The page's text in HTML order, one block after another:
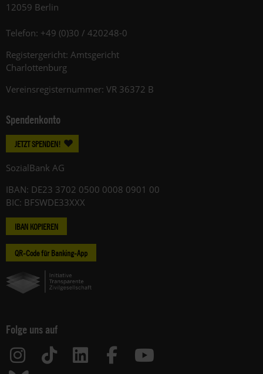
12059 Berlin
Telefon: +49 (0)30 / 420248-0
Registergericht: Amtsgericht
Charlottenburg
Vereinsregisternummer: VR 36372 B
Spendenkonto
JETZT SPENDEN!
SozialBank AG
IBAN: DE23 3702 0500 0008 0901 00
BIC: BFSWDE33XXX
IBAN KOPIEREN
QR-Code für Banking-App
Folge uns auf